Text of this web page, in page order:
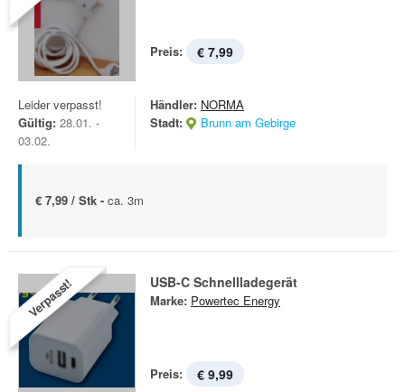
Preis: € 7,99
Leider verpasst!
Gültig: 28.01. -
03.02.
Händler: NORMA
Stadt:
Brunn am Gebirge
€ 7,99 / Stk - ca. 3m
Verpasst! USB-C Schnellladegerät
Marke: Powertec Energy
Preis: € 9,99